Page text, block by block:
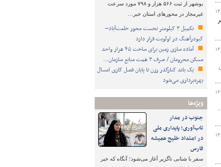
بوشهر از ثبت ۵۶۶ هزار و ۷۹۸ مورد سرعت
غیرمجاز در محورهای استان خبر…
تکمیل ۳ کیلومتر نخست محور خلعت‌آباد–
کبودرآهنگ در اولویت قرار دارد
آماده سازی زمین برای ساخت ۴۵ هزار واحد
مسکن محرومان / صرف ۳ همت منابع سازمان…
یک باند کنارگذر رزن تا پایان فصل کاری امسال
بهره‌برداری می‌شود
ویژه‌ها
جنوب در مدار
تاب‌آوری؛ پایداری ملی
در امتداد خلیج همیشه
فارس
سفر با شتابی ناگزیر آغاز می‌شود؛ آنگاه که خبر
-